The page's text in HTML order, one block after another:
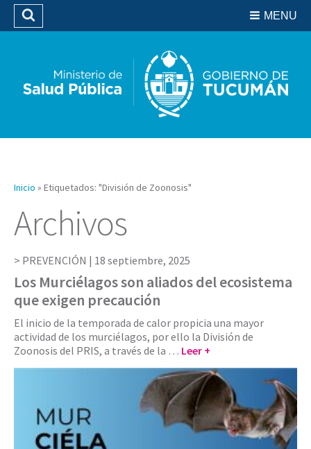
Biblioteca
MENU
Buscar
Inicio » Etiquetados: "División de Zoonosis"
Archivos
PREVENCIÓN | 18 septiembre, 2025
Los Murciélagos son aliados del ecosistema
que exigen precaución
El inicio de la temporada de calor propicia una mayor
actividad de los murciélagos, por ello la División de
Zoonosis del PRIS, a través de la … Leer +